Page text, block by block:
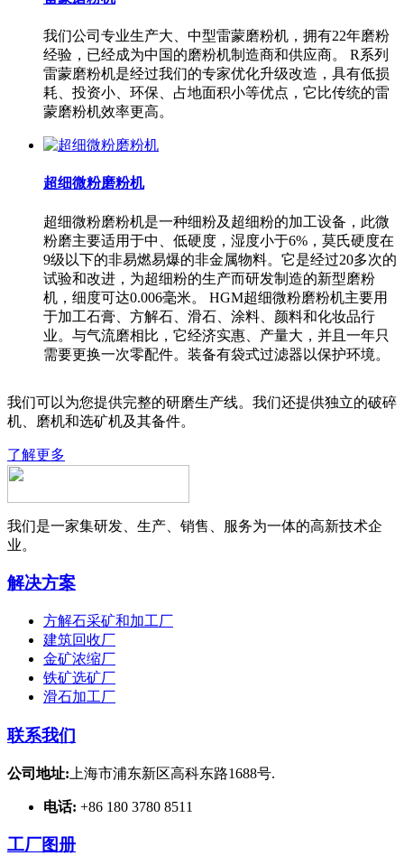
我们公司专业生产大、中型雷蒙磨粉机，拥有22年磨粉
经验，已经成为中国的磨粉机制造商和供应商。 R系列
雷蒙磨粉机是经过我们的专家优化升级改造，具有低损
耗、投资小、环保、占地面积小等优点，它比传统的雷
蒙磨粉机效率更高。
超细微粉磨粉机
超细微粉磨粉机是一种细粉及超细粉的加工设备，此微
粉磨主要适用于中、低硬度，湿度小于6%，莫氏硬度在
9级以下的非易燃易爆的非金属物料。它是经过20多次的
试验和改进，为超细粉的生产而研发制造的新型磨粉
机，细度可达0.006毫米。 HGM超细微粉磨粉机主要用
于加工石膏、方解石、滑石、涂料、颜料和化妆品行
业。与气流磨相比，它经济实惠、产量大，并且一年只
需要更换一次零配件。装备有袋式过滤器以保护环境。
我们可以为您提供完整的研磨生产线。我们还提供独立的破碎
机、磨机和选矿机及其备件。
了解更多
我们是一家集研发、生产、销售、服务为一体的高新技术企
业。
解决方案
方解石采矿和加工厂
建筑回收厂
金矿浓缩厂
铁矿选矿厂
滑石加工厂
联系我们
公司地址: 上海市浦东新区高科东路1688号.
电话: +86 180 3780 8511
工厂图册